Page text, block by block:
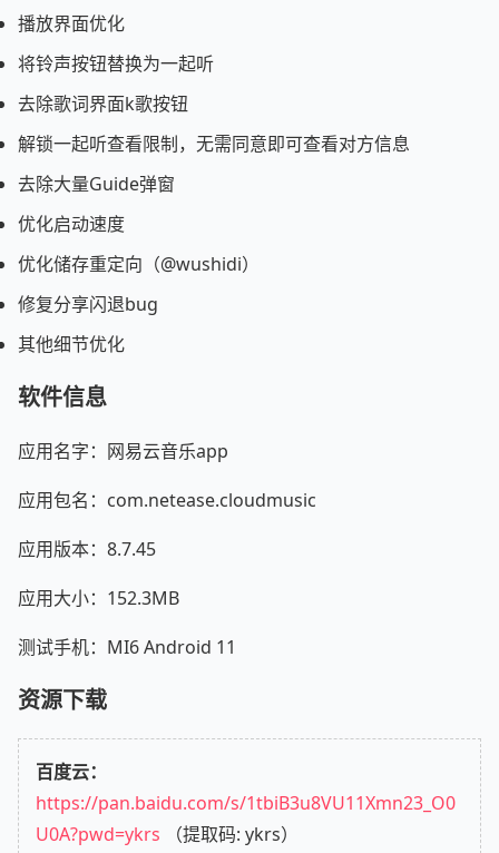
播放界面优化
将铃声按钮替换为一起听
去除歌词界面k歌按钮
解锁一起听查看限制，无需同意即可查看对方信息
去除大量Guide弹窗
优化启动速度
优化储存重定向（@wushidi）
修复分享闪退bug
其他细节优化
软件信息
应用名字：网易云音乐app
应用包名：com.netease.cloudmusic
应用版本：8.7.45
应用大小：152.3MB
测试手机：MI6 Android 11
资源下载
百度云：
https://pan.baidu.com/s/1tbiB3u8VU11Xmn23_O0
U0A?pwd=ykrs （提取码: ykrs）